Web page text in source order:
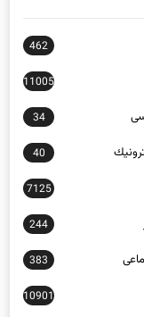
462
11005
34
40
7125
244
383
10901